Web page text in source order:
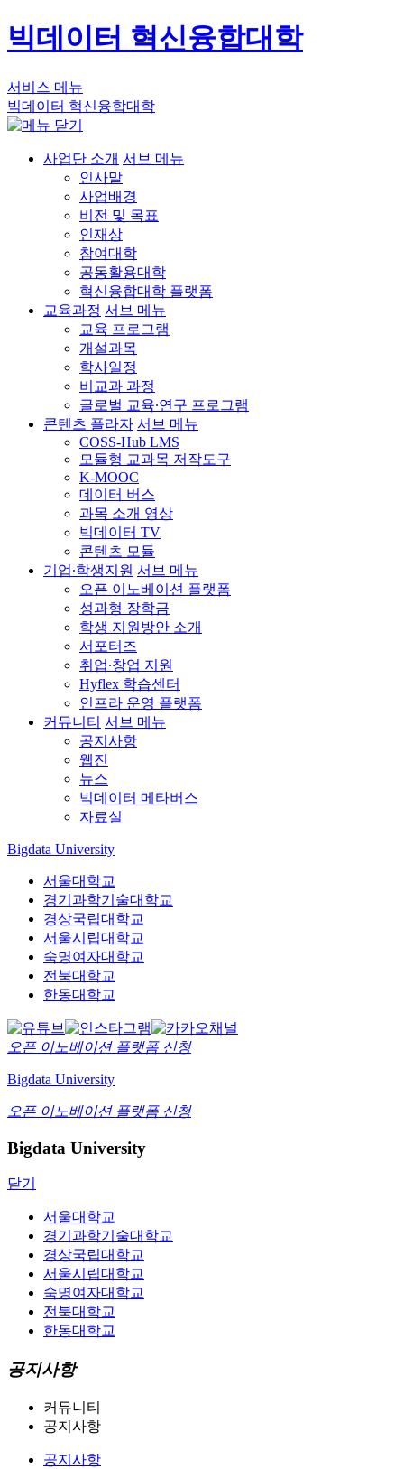
빅데이터 혁신융합대학
서비스 메뉴
빅데이터 혁신융합대학
사업단 소개 서브 메뉴
인사말
사업배경
비전 및 목표
인재상
참여대학
공동활용대학
혁신융합대학 플랫폼
교육과정 서브 메뉴
교육 프로그램
개설과목
학사일정
비교과 과정
글로벌 교육∙연구 프로그램
콘텐츠 플라자 서브 메뉴
COSS-Hub LMS
모듈형 교과목 저작도구
K-MOOC
데이터 버스
과목 소개 영상
빅데이터 TV
콘텐츠 모듈
기업∙학생지원 서브 메뉴
오픈 이노베이션 플랫폼
성과형 장학금
학생 지원방안 소개
서포터즈
취업∙창업 지원
Hyflex 학습센터
인프라 운영 플랫폼
커뮤니티 서브 메뉴
공지사항
웹진
뉴스
빅데이터 메타버스
자료실
Bigdata University
서울대학교
경기과학기술대학교
경상국립대학교
서울시립대학교
숙명여자대학교
전북대학교
한동대학교
오픈 이노베이션 플랫폼 신청
Bigdata University
오픈 이노베이션 플랫폼 신청
Bigdata University
닫기
서울대학교
경기과학기술대학교
경상국립대학교
서울시립대학교
숙명여자대학교
전북대학교
한동대학교
공지사항
커뮤니티
공지사항
공지사항